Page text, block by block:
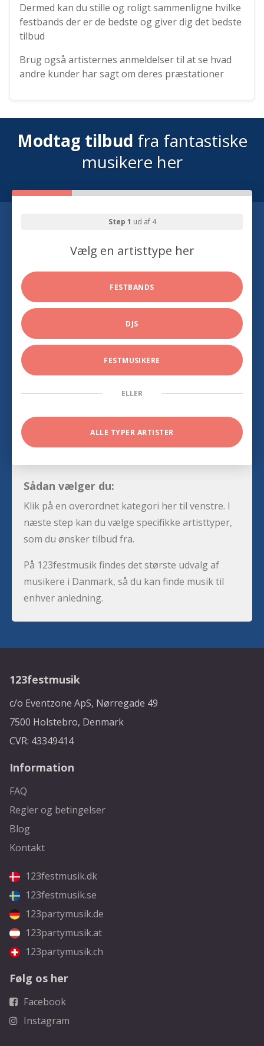
Dermed kan du stille og roligt sammenligne hvilke
festbands der er de bedste og giver dig det bedste
tilbud
Brug også artisternes anmeldelser til at se hvad
andre kunder har sagt om deres præstationer
Modtag tilbud fra fantastiske
musikere her
Step 1 ud af 4
Vælg en artisttype her
FESTBANDS
DJS
FESTMUSIKERE
ELLER
ALLE TYPER ARTISTER
Sådan vælger du:
Klik på en overordnet kategori her til venstre. I
næste step kan du vælge specifikke artisttyper,
som du ønsker tilbud fra.
På 123festmusik findes det største udvalg af
musikere i Danmark, så du kan finde musik til
enhver anledning.
123festmusik
c/o Eventzone ApS, Nørregade 49
7500 Holstebro, Denmark
CVR: 43349414
Information
FAQ
Regler og betingelser
Blog
Kontakt
123festmusik.dk
123festmusik.se
123partymusik.de
123partymusik.at
123partymusik.ch
Følg os her
Facebook
Instagram